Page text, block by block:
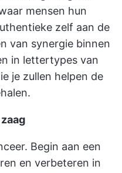
mensen hun
zelf aan de
van synergie binnen
in lettertypes van
je zullen helpen de
Begin aan een
en verbeteren in